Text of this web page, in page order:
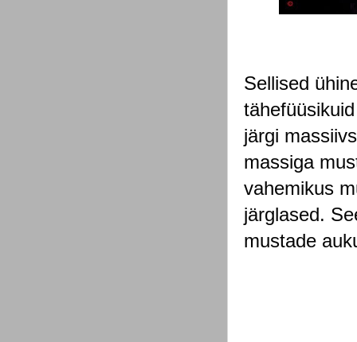
Sellised
järgi
massiga
vahemikus
järglased.
mustade